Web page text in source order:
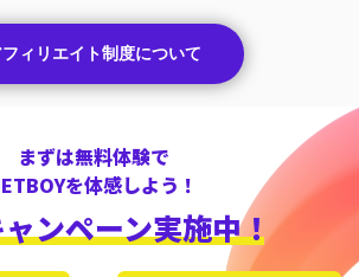
フィリエイト制度について
まずは無料体験で
を体感しよう！
ンペーン実施中！